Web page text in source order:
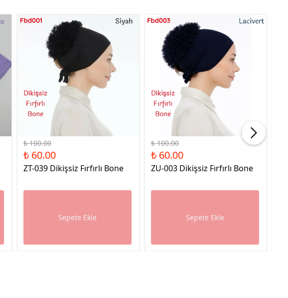
%40 İndirim
₺ 100.00
₺ 60.00
ZT-039 Dikişsiz Fırfırlı Bone
Sepete Ekle
₺ 100.00
₺ 60.00
ZU-003 Dikişsiz Fırfırlı Bone
Sepete Ekle